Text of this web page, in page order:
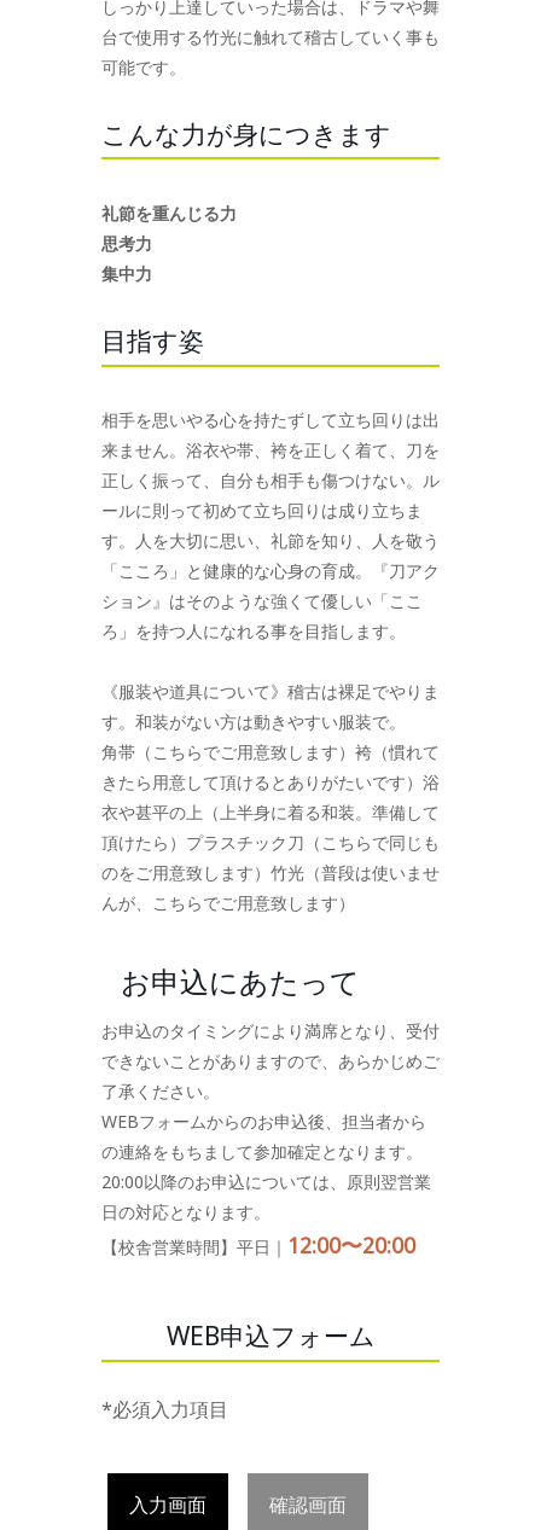
しっかり上達していった場合は、ドラマや舞
台で使用する竹光に触れて稽古していく事も
可能です。
こんな力が身につきます
礼節を重んじる力
思考力
集中力
目指す姿
相手を思いやる心を持たずして立ち回りは出
来ません。浴衣や帯、袴を正しく着て、刀を
正しく振って、自分も相手も傷つけない。ル
ールに則って初めて立ち回りは成り立ちま
す。人を大切に思い、礼節を知り、人を敬う
「こころ」と健康的な心身の育成。『刀アク
ション』はそのような強くて優しい「ここ
ろ」を持つ人になれる事を目指します。
《服装や道具について》稽古は裸足でやりま
す。和装がない方は動きやすい服装で。
角帯（こちらでご用意致します）袴（慣れて
きたら用意して頂けるとありがたいです）浴
衣や甚平の上（上半身に着る和装。準備して
頂けたら）プラスチック刀（こちらで同じも
のをご用意致します）竹光（普段は使いませ
んが、こちらでご用意致します）
お申込にあたって
お申込のタイミングにより満席となり、受付
できないことがありますので、あらかじめご
了承ください。
WEBフォームからのお申込後、担当者から
の連絡をもちまして参加確定となります。
20:00以降のお申込については、原則翌営業
日の対応となります。
【校舎営業時間】平日｜ 12:00〜20:00
WEB申込フォーム
*必須入力項目
入力画面 確認画面